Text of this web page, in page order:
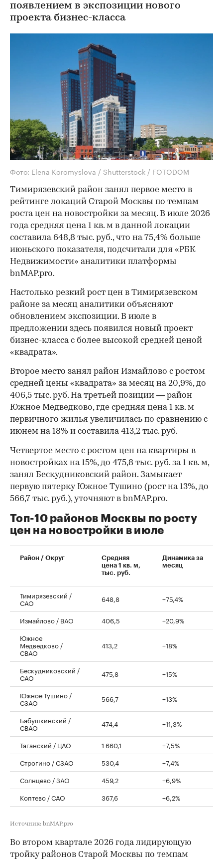
появлением в экспозиции нового
проекта бизнес-класса
Фото: Elena Koromyslova / Shutterstock / FOTODOM
Тимирязевский район занял первое место в
рейтинге локаций Старой Москвы по темпам
роста цен на новостройки за месяц. В июле 2026
года средняя цена 1 кв. м в данной локации
составила 648,8 тыс. руб., что на 75,4% больше
июньского показателя, подсчитали для «РБК
Недвижимости» аналитики платформы
bnMAP.pro.
Настолько резкий рост цен в Тимирязевском
районе за месяц аналитики объясняют
обновлением экспозиции. В июле в
предложении здесь появился новый проект
бизнес-класса с более высокой средней ценой
«квадрата».
Второе место занял район Измайлово с ростом
средней цены «квадрата» за месяц на 20,9%, до
406,5 тыс. руб. На третьей позиции — район
Южное Медведково, где средняя цена 1 кв. м
первичного жилья увеличилась по сравнению с
июнем на 18% и составила 413,2 тыс. руб.
00:00 / 00:00
Четвертое место с ростом цен на квартиры в
новостройках на 15%, до 475,8 тыс. руб. за 1 кв. м,
занял Бескудниковский район. Замыкает
первую пятерку Южное Тушино (рост на 13%, до
566,7 тыс. руб.), уточняют в bnMAP.pro.
Топ-10 районов Москвы по росту
цен на новостройки в июле
Район / Округ
Средняя
цена 1 кв. м,
тыс. руб.
Динамика за
месяц
Тимирязевский /
САО 648,8 +75,4%
Измайлово / ВАО 406,5
+20,9%
Южное
Медведково /
СВАО
413,2 +18%
Бескудниковский /
САО 475,8 +15%
Южное Тушино /
СЗАО 566,7 +13%
Бабушкинский /
СВАО 474,4 +11,3%
Таганский / ЦАО 1 660,1
+7,5%
Строгино / СЗАО
530,4
+7,4%
Солнцево / ЗАО
459,2
+6,9%
Коптево / САО
367,6 +6,2%
Источник: bnMAP.pro
Во втором квартале 2026 года лидирующую
тройку районов Старой Москвы по темпам